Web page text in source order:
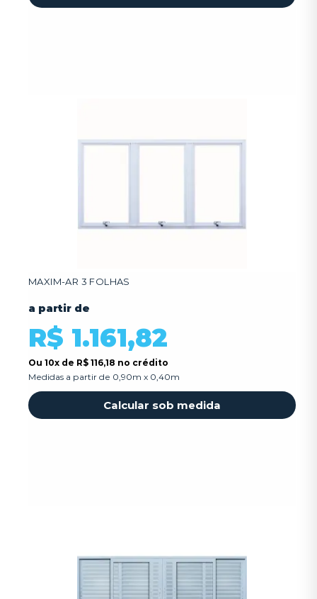
MAXIM-AR 3 FOLHAS
a partir de
R$ 1.161,82
Ou 10x de R$ 116,18 no crédito
Medidas a partir de 0,90m x 0,40m
Calcular sob medida